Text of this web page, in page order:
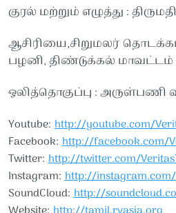
குரல் மற்றும் எழுத்து :
ஆசிரியை,சிறுமலர்
பழனி, திண்டுக்கல் மாவட்டம்
ஒலித்தொகுப்பு : அருள்பணி
Youtube:http://youtube.com/
Facebook:http://facebook.com/
Twitter:http://twitter.com/
Instagram:http://
SoundCloud:http://